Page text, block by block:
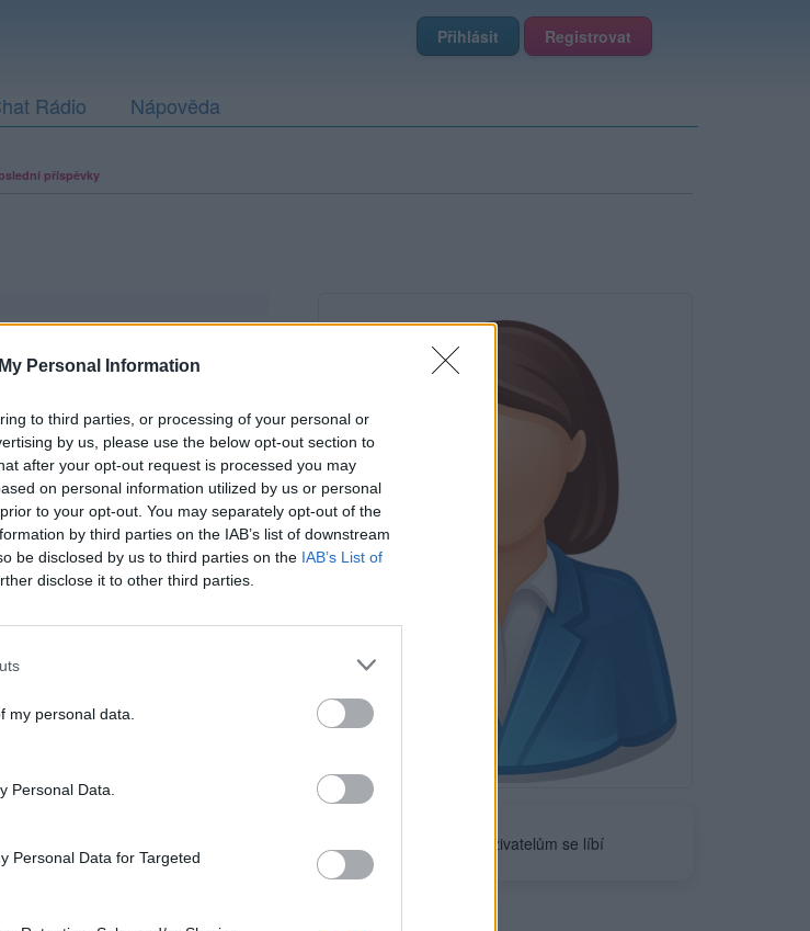
Personal Information
to third parties, or processing of your personal or
by us, please use the below opt-out section to
after your opt-out request is processed you may
on personal information utilized by us or personal
to your opt-out. You may separately opt-out of the
by third parties on the IAB’s list of downstream
be disclosed by us to third parties on the IAB’s List of
disclose it to other third parties.
my personal data.
Personal Data.
Personal Data for Targeted
Přihlásit Registrovat
Rádio Nápověda
příspěvky
uživatelům se líbí